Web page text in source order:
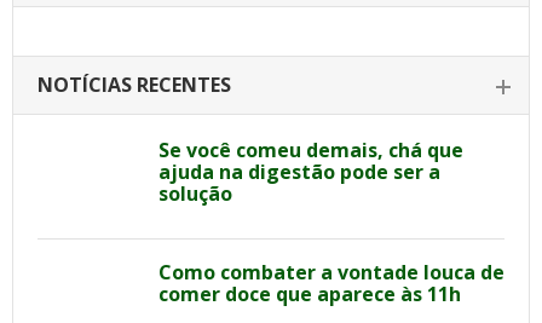
NOTÍCIAS RECENTES
Se você comeu demais, chá que
ajuda na digestão pode ser a
solução
Como combater a vontade louca de
comer doce que aparece às 11h